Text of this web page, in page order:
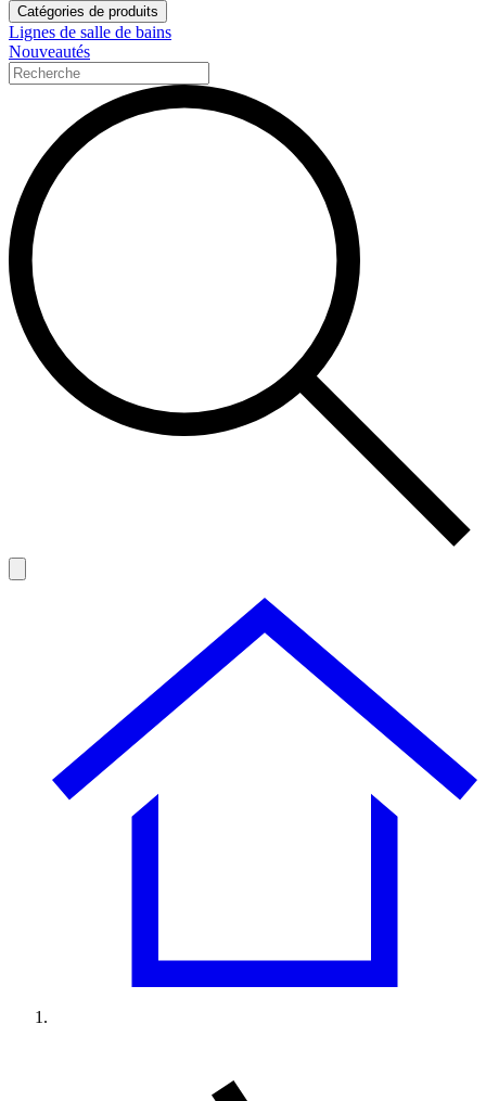
Catégories de produits
Lignes de salle de bains
Nouveautés